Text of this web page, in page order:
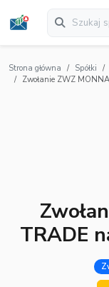
Strona główna Spółki
Zwołanie ZWZ
TRADE